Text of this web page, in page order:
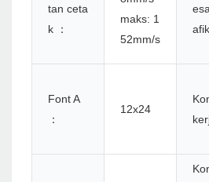
tan ceta
k ：
maks: 1
52mm/s
Font A
：
12x24